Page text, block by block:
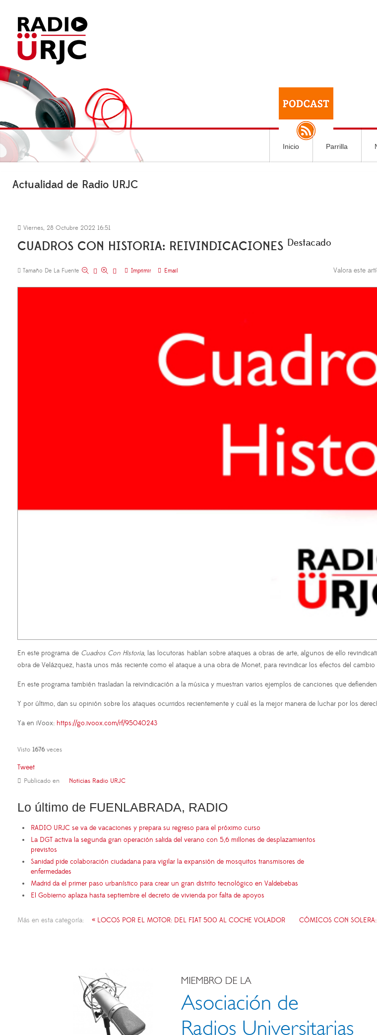
Inicio Parrilla
Actualidad de Radio URJC
Viernes, 28 Octubre 2022 16:51
CUADROS CON HISTORIA: REIVINDICACIONES Destacado
Tamaño De La Fuente Imprimir Email Valora este
En este programa de Cuadros Con Historia, las locutoras hablan sobre ataques a obras de arte, algunos de ello
obra de Velázquez, hasta unos más reciente como el ataque a una obra de Monet, para revindicar los efectos del
En este programa también trasladan la reivindicación a la música y muestran varios ejemplos de canciones que
Y por último, dan su opinión sobre los ataques ocurridos recientemente y cuál es la mejor manera de luchar por los
Ya en iVoox: https://go.ivoox.com/rf/95040243
Visto 1676veces
Tweet
Publicado en Noticias Radio URJC
Lo último de FUENLABRADA, RADIO
RADIO URJC se va de vacaciones y prepara su regreso para el próximo curso
La DGT activa la segunda gran operación salida del verano con 5,6 millones de desplazamientos
previstos
Sanidad pide colaboración ciudadana para vigilar la expansión de mosquitos transmisores de
enfermedades
Madrid da el primer paso urbanístico para crear un gran distrito tecnológico en Valdebebas
El Gobierno aplaza hasta septiembre el decreto de vivienda por falta de apoyos
Más en esta categoría: « LOCOS POR EL MOTOR: DEL FIAT 500 AL COCHE VOLADOR CÓMICOS CON